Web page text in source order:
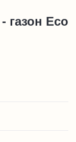
газон Eco